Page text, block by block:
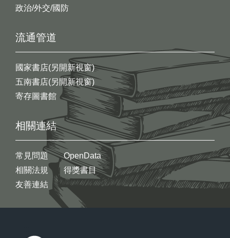
政治/外交/國防
流通管道
國家書店(另開新視窗)
五南書店(另開新視窗)
寄存圖書館
相關連結
常見問題
相關法規
友善連結
OpenData
得獎書目